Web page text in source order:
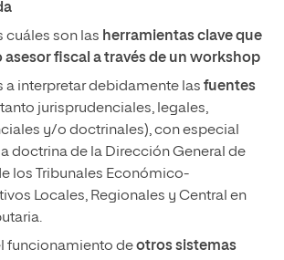
cuáles son las herramientas clave que
asesor fiscal a través de un workshop
a interpretar debidamente las fuentes
tanto jurisprudenciales, legales,
y/o doctrinales), con especial
doctrina de la Dirección General de
los Tribunales Económico-
Locales, Regionales y Central en
funcionamiento deotros sistemas